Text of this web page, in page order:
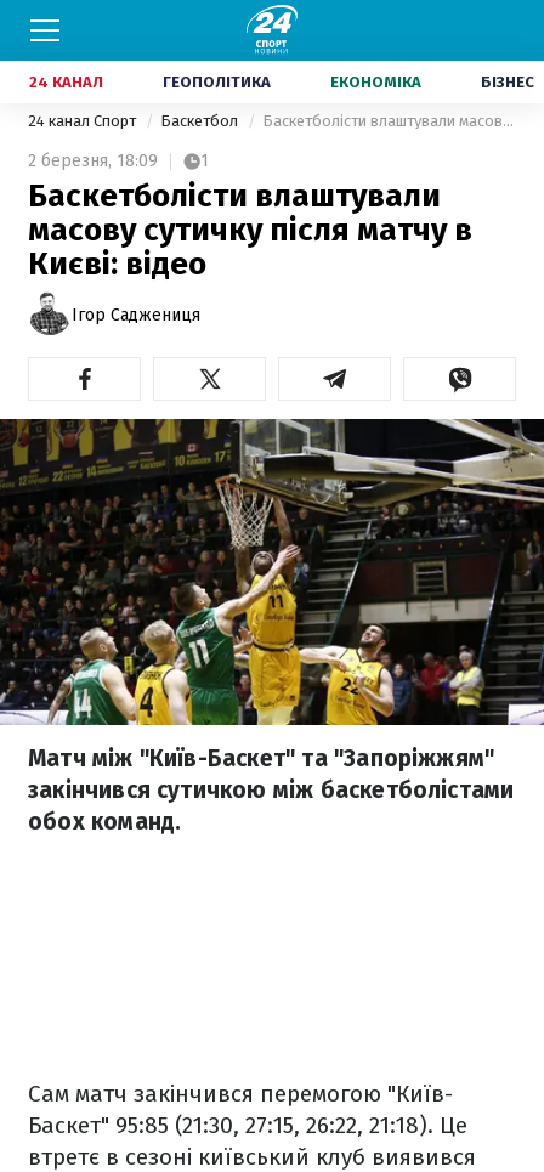
24 КАНАЛ ГЕОПОЛІТИКА ЕКОНОМІКА БІЗНЕС
24 канал Спорт Баскетбол Баскетболісти влаштували масову сутичку після матчу в Києві: відео
2 березня, 18:09 1
Баскетболісти влаштували
масову сутичку після матчу в
Києві: відео
Ігор Саджениця
Матч між "Київ-Баскет" та "Запоріжжям"
закінчився сутичкою між баскетболістами
обох команд.
Сам матч закінчився перемогою "Київ-
Баскет" 95:85 (21:30, 27:15, 26:22, 21:18). Це
втретє в сезоні київський клуб виявився